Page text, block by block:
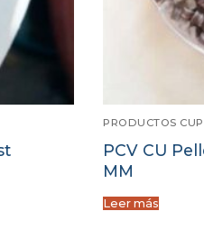
PRODUCTOS
PCV CU
MM
Leer más